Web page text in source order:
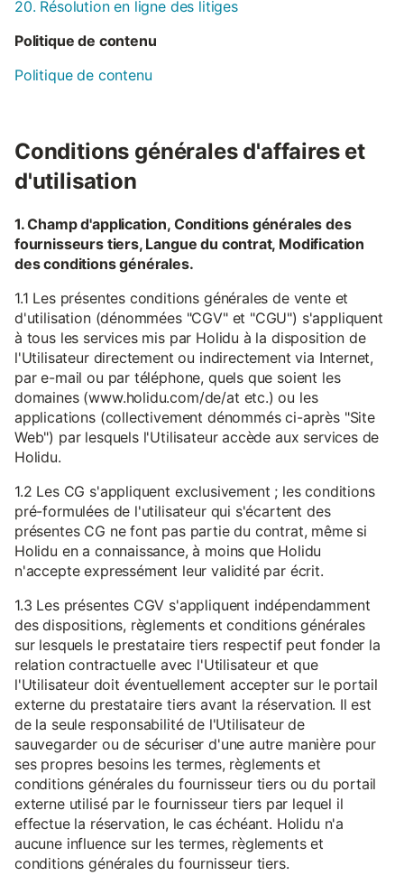
20. Résolution en ligne des litiges
Politique de contenu
Politique de contenu
Conditions générales d'affaires et
d'utilisation
1. Champ d'application, Conditions générales des
fournisseurs tiers, Langue du contrat, Modification
des conditions générales.
1.1 Les présentes conditions générales de vente et
d'utilisation (dénommées "CGV" et "CGU") s'appliquent
à tous les services mis par Holidu à la disposition de
l'Utilisateur directement ou indirectement via Internet,
par e-mail ou par téléphone, quels que soient les
domaines (www.holidu.com/de/at etc.) ou les
applications (collectivement dénommés ci-après "Site
Web") par lesquels l'Utilisateur accède aux services de
Holidu.
1.2 Les CG s'appliquent exclusivement ; les conditions
pré-formulées de l'utilisateur qui s'écartent des
présentes CG ne font pas partie du contrat, même si
Holidu en a connaissance, à moins que Holidu
n'accepte expressément leur validité par écrit.
1.3 Les présentes CGV s'appliquent indépendamment
des dispositions, règlements et conditions générales
sur lesquels le prestataire tiers respectif peut fonder la
relation contractuelle avec l'Utilisateur et que
l'Utilisateur doit éventuellement accepter sur le portail
externe du prestataire tiers avant la réservation. Il est
de la seule responsabilité de l'Utilisateur de
sauvegarder ou de sécuriser d'une autre manière pour
ses propres besoins les termes, règlements et
conditions générales du fournisseur tiers ou du portail
externe utilisé par le fournisseur tiers par lequel il
effectue la réservation, le cas échéant. Holidu n'a
aucune influence sur les termes, règlements et
conditions générales du fournisseur tiers.